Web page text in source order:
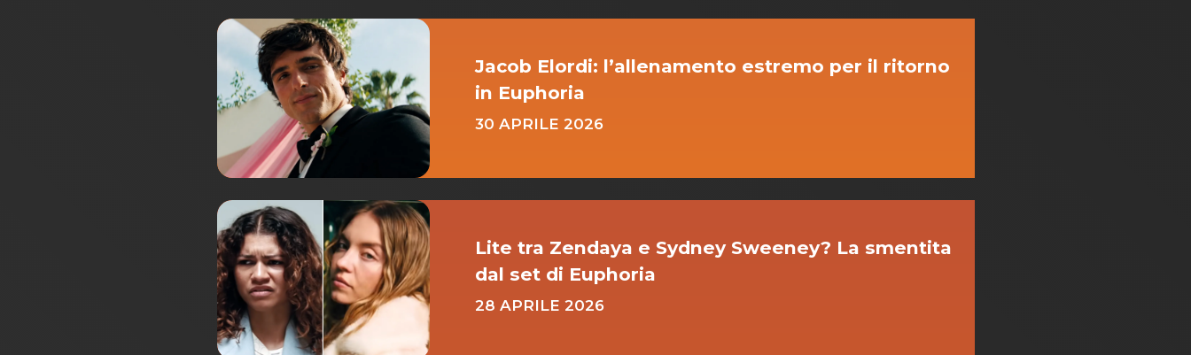
Jacob Elordi: l’allenamento estremo per il ritorno
in Euphoria
30 APRILE 2026
Lite tra Zendaya e Sydney Sweeney? La smentita
dal set di Euphoria
28 APRILE 2026